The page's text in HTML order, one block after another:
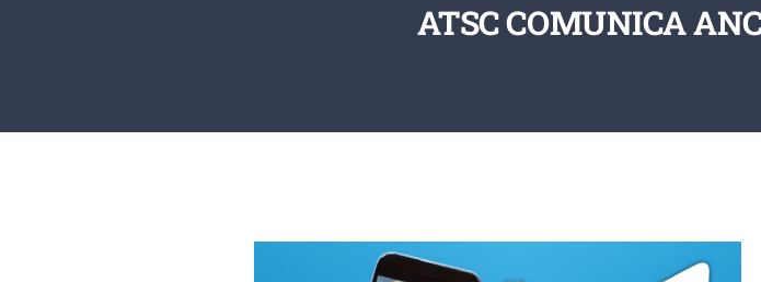
ATSC COMUNICA